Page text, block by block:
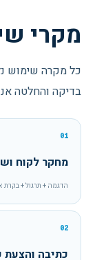
מקרי
כל מקרה שימוש
בדיקה והחלטה
01
מחקר לקוח
הדגמה + תרגול + בקרת
02
כתיבה והצעת